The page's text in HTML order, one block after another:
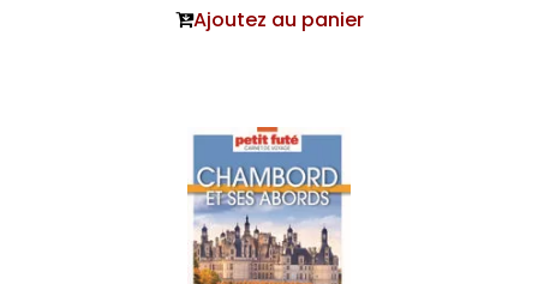
Ajoutez au panier